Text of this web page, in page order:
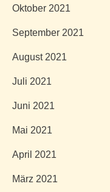
Oktober 2021
September 2021
August 2021
Juli 2021
Juni 2021
Mai 2021
April 2021
März 2021